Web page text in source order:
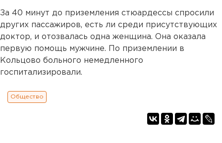
За 40 минут до приземления стюардессы спросили
других пассажиров, есть ли среди присутствующих
доктор, и отозвалась одна женщина. Она оказала
первую помощь мужчине. По приземлении в
Кольцово больного немедленного
госпитализировали.
Общество